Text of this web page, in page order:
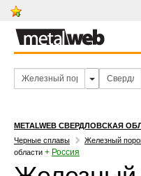
METALWEB СВЕРДЛОВСКАЯ
Черные сплавы
Железный
области + Россия